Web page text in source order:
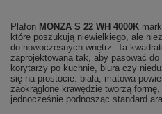
Plafon MONZA S 22 WH 4000K
które poszukują niewielkiego, ale
do nowoczesnych wnętrz. Ta
zaprojektowana tak, aby pasować
korytarzy po kuchnie, biura czy
się na prostocie: biała, matowa
zaokrąglone krawędzie tworzą formę,
jednocześnie podnosząc standard